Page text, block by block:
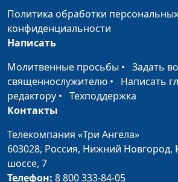
Бог говорит через
обстоятельства
кандидат
Бог говорит через
Виталий
кандидат
Бог говорит через
Библию
наук
Бог говорит, кто
Политика обработки
конфиденциальности
Написать
Молитвенные просьбы • Задать
священнослужителю • Написать
редактору • Техподдержка
Контакты
Телекомпания «Три Ангела»
603028, Россия, Нижний Новгород,
шоссе, 7
Телефон: 8 800 333-84-05